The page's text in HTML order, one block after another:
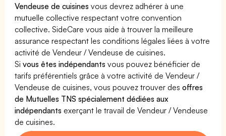
Vendeuse de cuisines vous devrez adhérer à une
mutuelle collective respectant votre convention
collective. SideCare vous aide à trouver la meilleure
assurance respectant les conditions légales liées à votre
activité de Vendeur / Vendeuse de cuisines.
Sivous êtes indépendants vous pouvez bénéficier de
tarifs préférentiels grâce à votre activité de Vendeur /
Vendeuse de cuisines, vous pouvez trouver desoffres
de Mutuelles TNS spécialement dédiées aux
indépendants exerçant le travail de Vendeur / Vendeuse
de cuisines.